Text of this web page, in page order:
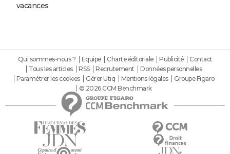
vacances
Qui sommes-nous ? Equipe Charte éditoriale Publicité
Contact
Tous les articles
RSS Recrutement
Données personnelles
Paramétrer les cookies
Gérer Utiq Mentions légales
Groupe Figaro
© 2026 CCM Benchmark